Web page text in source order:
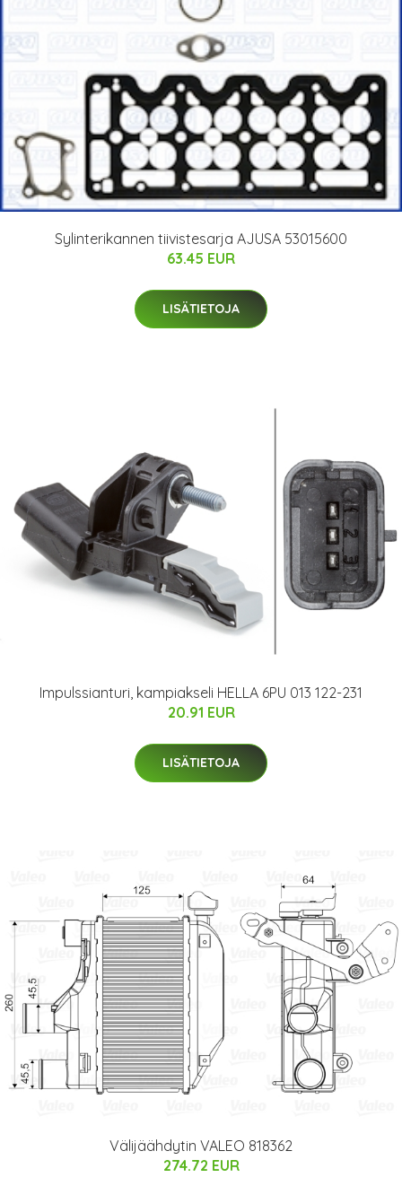
Sylinterikannen tiivistesarja AJUSA 53015600
63.45 EUR
LISÄTIETOJA
Impulssianturi, kampiakseli HELLA 6PU 013 122-231
20.91 EUR
LISÄTIETOJA
Välijäähdytin VALEO 818362
274.72 EUR